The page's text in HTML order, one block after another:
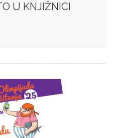
U KNJIŽNICI